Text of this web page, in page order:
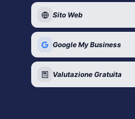
Sito Web
Google My Business
Valutazione Gratuita